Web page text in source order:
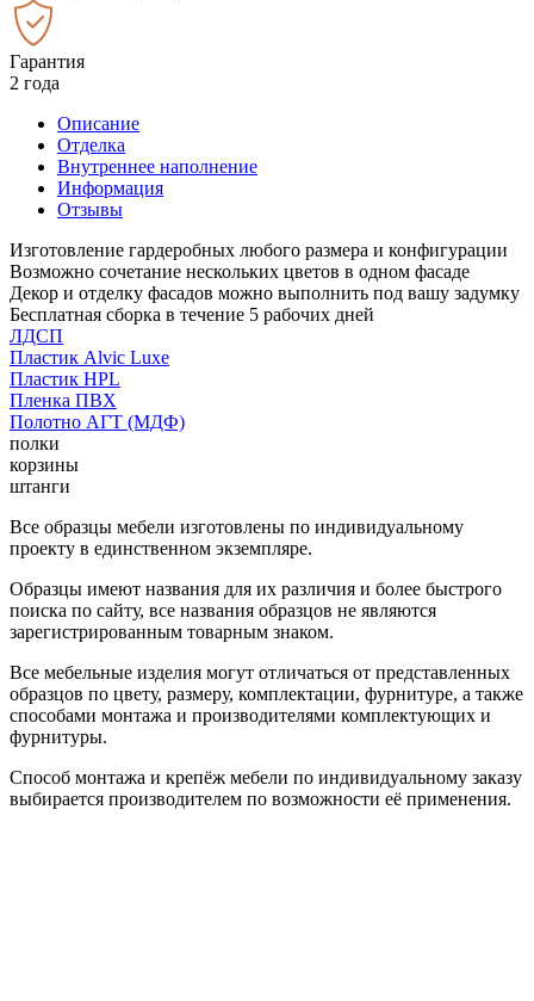
Гарантия
2 года
Описание
Отделка
Внутреннее наполнение
Информация
Отзывы
Изготовление гардеробных любого размера и конфигурации
Возможно сочетание нескольких цветов в одном фасаде
Декор и отделку фасадов можно выполнить под вашу задумку
Бесплатная сборка в течение 5 рабочих дней
ЛДСП
Пластик Alvic Luxe
Пластик HPL
Пленка ПВХ
Полотно АГТ (МДФ)
полки
корзины
штанги
Все образцы мебели изготовлены по индивидуальному
проекту в единственном экземпляре.
Образцы имеют названия для их различия и более быстрого
поиска по сайту, все названия образцов не являются
зарегистрированным товарным знаком.
Все мебельные изделия могут отличаться от представленных
образцов по цвету, размеру, комплектации, фурнитуре, а также
способами монтажа и производителями комплектующих и
фурнитуры.
Способ монтажа и крепёж мебели по индивидуальному заказу
выбирается производителем по возможности её применения.